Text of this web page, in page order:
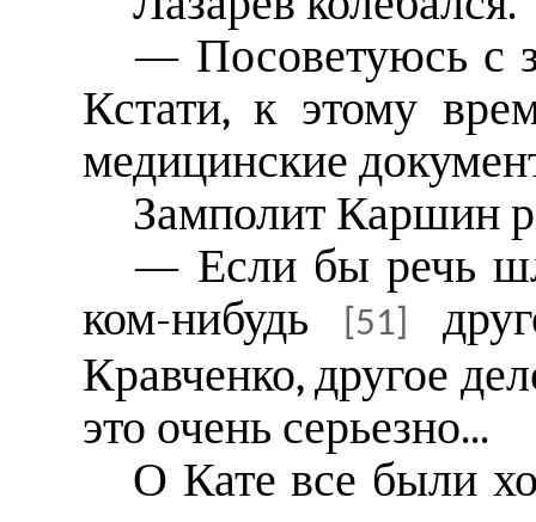
— Посоветуюсь с
Кстати, к этому
медицинские
Замполит Каршин
— Если бы речь
ком-нибудь
[51]
Кравченко, другое
это очень серьезно...
О Кате все были